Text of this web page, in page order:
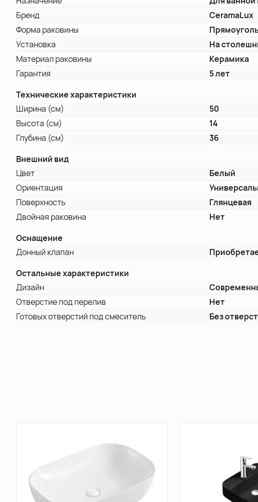
Бренд
CeramaLux
Форма раковины
Установка
На
Материал раковины
Керамика
Гарантия
5 лет
Технические характеристики
Ширина (см)
50
Высота (см)
14
Глубина (см)
36
Внешний вид
Цвет
Белый
Ориентация
Поверхность
Глянцевая
Двойная раковина
Нет
Оснащение
Донный клапан
Остальные характеристики
Дизайн
Отверстие под перелив
Нет
Готовых отверстий под смеситель
Без